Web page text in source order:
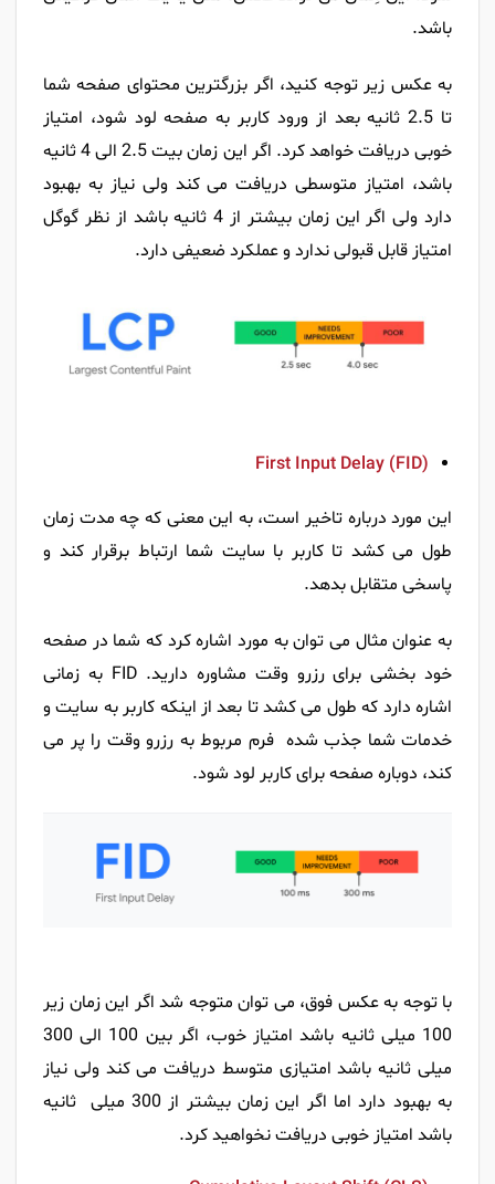
باشد.
به عکس زیر توجه کنید، اگر بزرگترین محتوای صفحه شما
تا 2.5 ثانیه بعد از ورود کاربر به صفحه لود شود، امتیاز
خوبی دریافت خواهد کرد. اگر این زمان بیت 2.5 الی 4 ثانیه
باشد، امتیاز متوسطی دریافت می کند ولی نیاز به بهبود
دارد ولی اگر این زمان بیشتر از 4 ثانیه باشد از نظر گوگل
امتیاز قابل قبولی ندارد و عملکرد ضعیفی دارد.
First Input Delay (FID)
این مورد درباره تاخیر است، به این معنی که چه مدت زمان
طول می کشد تا کاربر با سایت شما ارتباط برقرار کند و
پاسخی متقابل بدهد.
به عنوان مثال می توان به مورد اشاره کرد که شما در صفحه
خود بخشی برای رزرو وقت مشاوره دارید. FID به زمانی
اشاره دارد که طول می کشد تا بعد از اینکه کاربر به سایت و
خدمات شما جذب شده فرم مربوط به رزرو وقت را پر می
کند، دوباره صفحه برای کاربر لود شود.
با توجه به عکس فوق، می توان متوجه شد اگر این زمان زیر
100 میلی ثانیه باشد امتیاز خوب، اگر بین 100 الی 300
میلی ثانیه باشد امتیازی متوسط دریافت می کند ولی نیاز
به بهبود دارد اما اگر این زمان بیشتر از 300 میلی ثانیه
باشد امتیاز خوبی دریافت نخواهید کرد.